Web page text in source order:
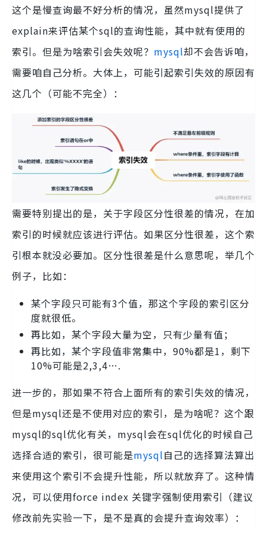
这个是慢查询最不好分析的情况，虽然mysql提供了
explain来评估某个sql的查询性能，其中就有使用的
索引。但是为啥索引会失效呢？ mysql却不会告诉咱，
需要咱自己分析。大体上，可能引起索引失效的原因有
这几个（可能不完全）：
需要特别提出的是，关于字段区分性很差的情况，在加
索引的时候就应该进行评估。如果区分性很差，这个索
引根本就没必要加。区分性很差是什么意思呢，举几个
例子，比如：
某个字段只可能有3个值，那这个字段的索引区分
度就很低。
再比如，某个字段大量为空，只有少量有值；
再比如，某个字段值非常集中，90%都是1，剩下
10%可能是2,3,4….
进一步的，那如果不符合上面所有的索引失效的情况，
但是mysql还是不使用对应的索引，是为啥呢？这个跟
mysql的sql优化有关，mysql会在sql优化的时候自己
选择合适的索引，很可能是mysql自己的选择算法算出
来使用这个索引不会提升性能，所以就放弃了。这种情
况，可以使用force index 关键字强制使用索引（建议
修改前先实验一下，是不是真的会提升查询效率）：